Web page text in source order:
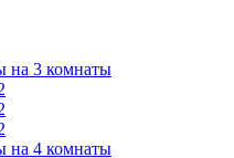
на 3 комнаты
на 4 комнаты